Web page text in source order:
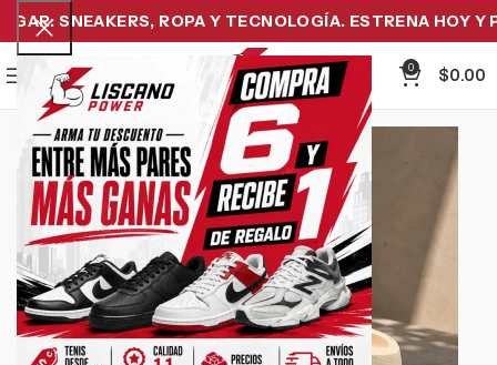
SNEAKERS, ROPA Y TECNOLOGÍA. ESTRENA HOY Y
Menu
0
$0.00
-21%